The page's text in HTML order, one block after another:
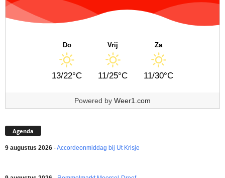
Do
13/22°C
Vrij
11/25°C
Za
11/30°C
Powered by Weer1.com
Agenda
9 augustus 2026 -Accordeonmiddag bij Ut Krisje